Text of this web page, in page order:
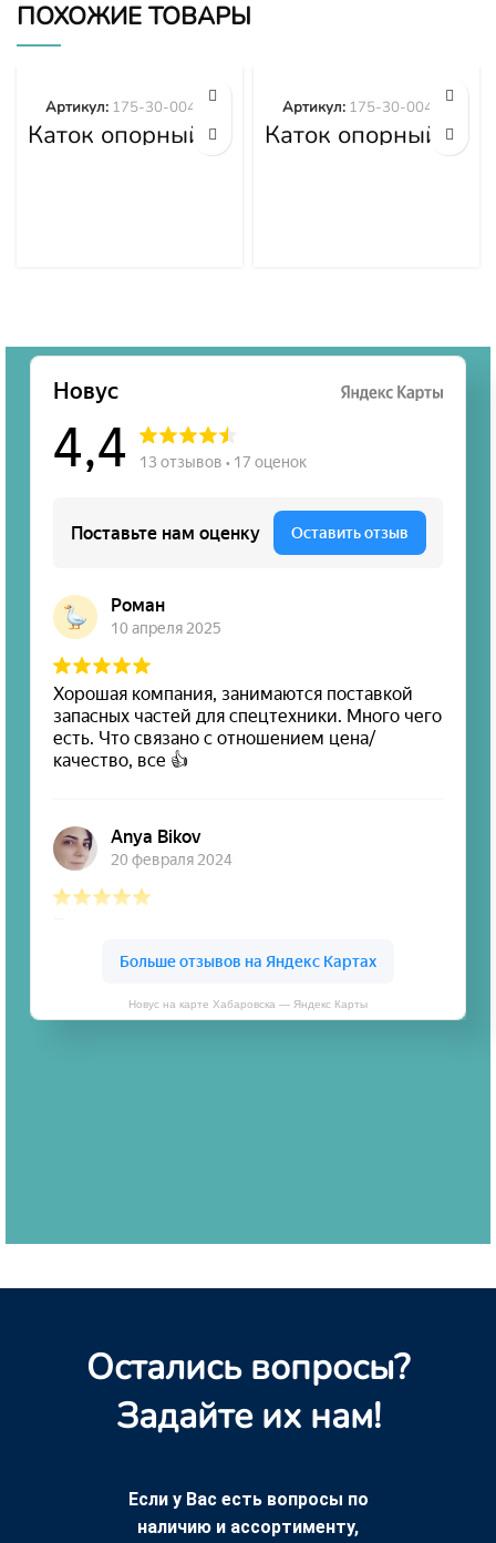
ПОХОЖИЕ ТОВАРЫ
Каток опорный
двубортный 175-
Артикул: 175-30-00495
Каток опорный
двубортный 175-
Артикул: 175-30-00492
Новус на карте Хабаровска — Яндекс Карты
Остались вопросы?
Задайте их нам!
Если у Вас есть вопросы по
наличию и ассортименту,